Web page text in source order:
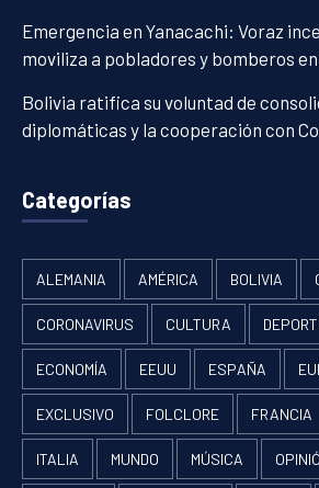
Emergencia en Yanacachi: Voraz
moviliza a pobladores y bomberos en
Bolivia ratifica su voluntad de
diplomáticas y la cooperación con
Categorías
ALEMANIA AMÉRICA BOLIVIA
CORONAVIRUS CULTURA
ECONOMÍA EEUU ESPAÑA
EXCLUSIVO FOLCLORE FRANCIA
ITALIA MUNDO MÚSICA